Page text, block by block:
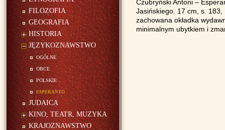
FILOZOFIA
GEOGRAFIA
HISTORIA
JĘZYKOZNAWSTWO
ogólne
obce
polskie
esperanto
JUDAICA
KINO, TEATR, MUZYKA
KRAJOZNAWSTWO
Czubryński Antoni –
Jasińskiego. 17 cm, s. 183,
zachowana okładka
minimalnym ubytkiem i